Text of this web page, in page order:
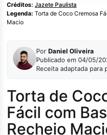
Créditos: Jazete Paulista
Legenda: Torta de Coco Cremosa
Macio
Por Daniel Oliveira
Publicado em 04/05/
Receita adaptada para
Torta de
Fácil com
Recheio